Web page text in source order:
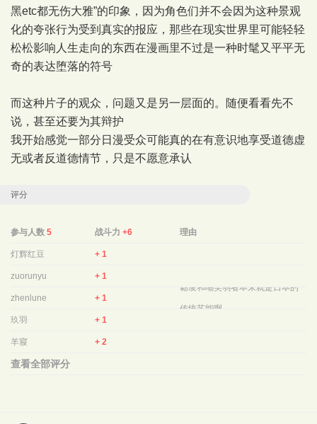
黑etc都无伤大雅”的印象，因为角色们并不会因为这种景观
化的夸张行为受到真实的报应，那些在现实世界里可能轻轻
松松影响人生走向的东西在漫画里不过是一种时髦又平平无
奇的表达堕落的符号
而这种片子的观众，问题又是另一层面的。随便看看先不
说，甚至还要为其辩护
我开始感觉一部分日漫受众可能真的在有意识地享受道德虚
无或者反道德情节，只是不愿意承认
评分
参与人数 5 战斗力+6 理由
灯辉红豆 + 1
zuorunyu + 1
zhenlune + 1
霸凌和嘲笑弱者本来就是日本的
传统艺能啊.
玖羽
+ 1
羊寢 + 2
查看全部评分